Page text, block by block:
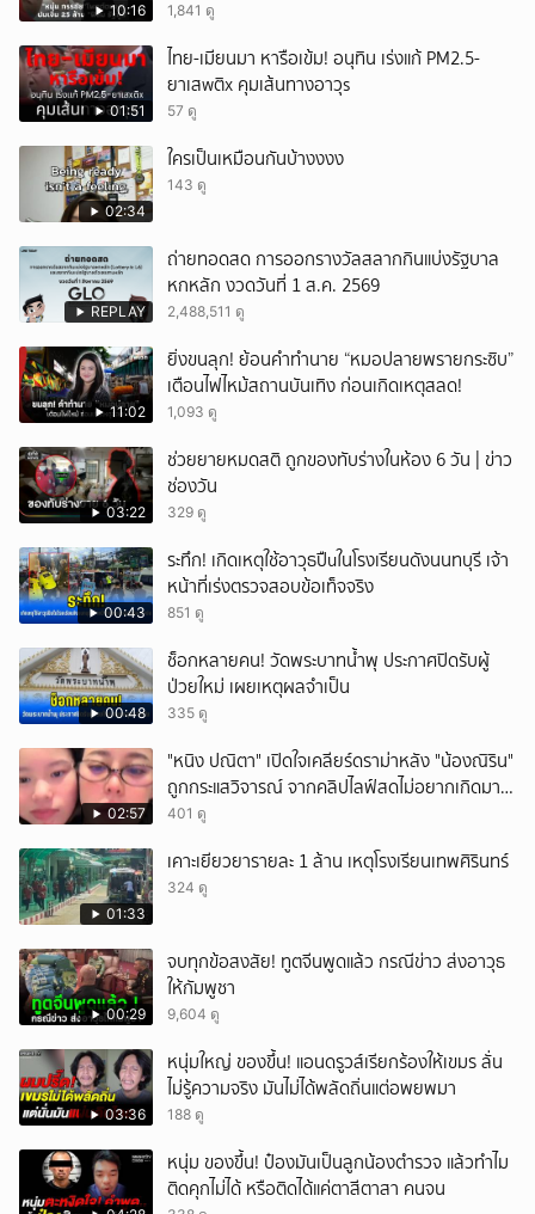
10:16 1,841 ดู
01:51
ไทย-เมียนมา หารือเข้ม! อนุทิน เร่งแก้ PM2.5-
ยาเสwติx คุมเส้นทางอาวุs
57 ดู
02:34
ใครเป็นเหมือนกันบ้างงงง
143 ดู
REPLAY
ถ่ายทอดสด การออกรางวัลสลากกินแบ่งรัฐบาล
หกหลัก งวดวันที่ 1 ส.ค. 2569
2,488,511 ดู
11:02
ยิ่งขนลุก! ย้อนคำทำนาย “หมอปลายพรายกระซิบ”
เตือนไฟไหม้สถานบันเทิง ก่อนเกิดเหตุสลด!
1,093 ดู
03:22
ช่วยยายหมดสติ ถูกของทับร่างในห้อง 6 วัน | ข่าว
ช่องวัน
329 ดู
00:43
ระทึก! เกิดเหตุใช้อาวุธปืuในโรงเรียนดังนนทบุรี เจ้า
หน้าที่เร่งตรวจสอบข้อเท็จจริง
851 ดู
00:48
ช็อกหลายคน! วัดพระบาทน้ำพุ ประกาศปิดรับผู้
ป่วยใหม่ เผยเหตุผลจำเป็น
335 ดู
02:57
"หนิง ปณิตา" เปิดใจเคลียร์ดราม่าหลัง "น้องณิริน"
ถูกกระแสวิจารณ์ จากคลิปไลฟ์สดไม่อยากเกิดมา
หน้าเหมือนพ่อ
401 ดู
01:33
เคาะเยียวยารายละ 1 ล้าน เหตุโรงเรียนเทพศิรินทร์
324 ดู
00:29
จบทุกข้อสงสัย! ทูตจีนพูดแล้ว กรณีข่าว ส่งอาวุธ
ให้กัมพูชา
9,604 ดู
03:36
หนุ่มใหญ่ ของขึ้น! แอนดรูวส์เรียกร้องให้เขมร ลั่น
ไม่รู้ความจริง มันไม่ได้พลัดถิ่นแต่อพยพมา
188 ดู
หนุ่ม ของขึ้น! ป๋องมันเป็นลูกน้องตำรวจ แล้วทำไม
ติดคุกไม่ได้ หรือติดได้แค่ตาสีตาสา คนจน